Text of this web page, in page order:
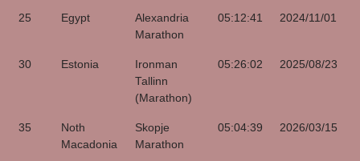
25 Egypt
Alexandria
Marathon
05:12:41 2024/11/01
30 Estonia
Ironman
Tallinn
(Marathon)
05:26:02 2025/08/23
35
Noth
Macadonia
Skopje
Marathon
05:04:39 2026/03/15